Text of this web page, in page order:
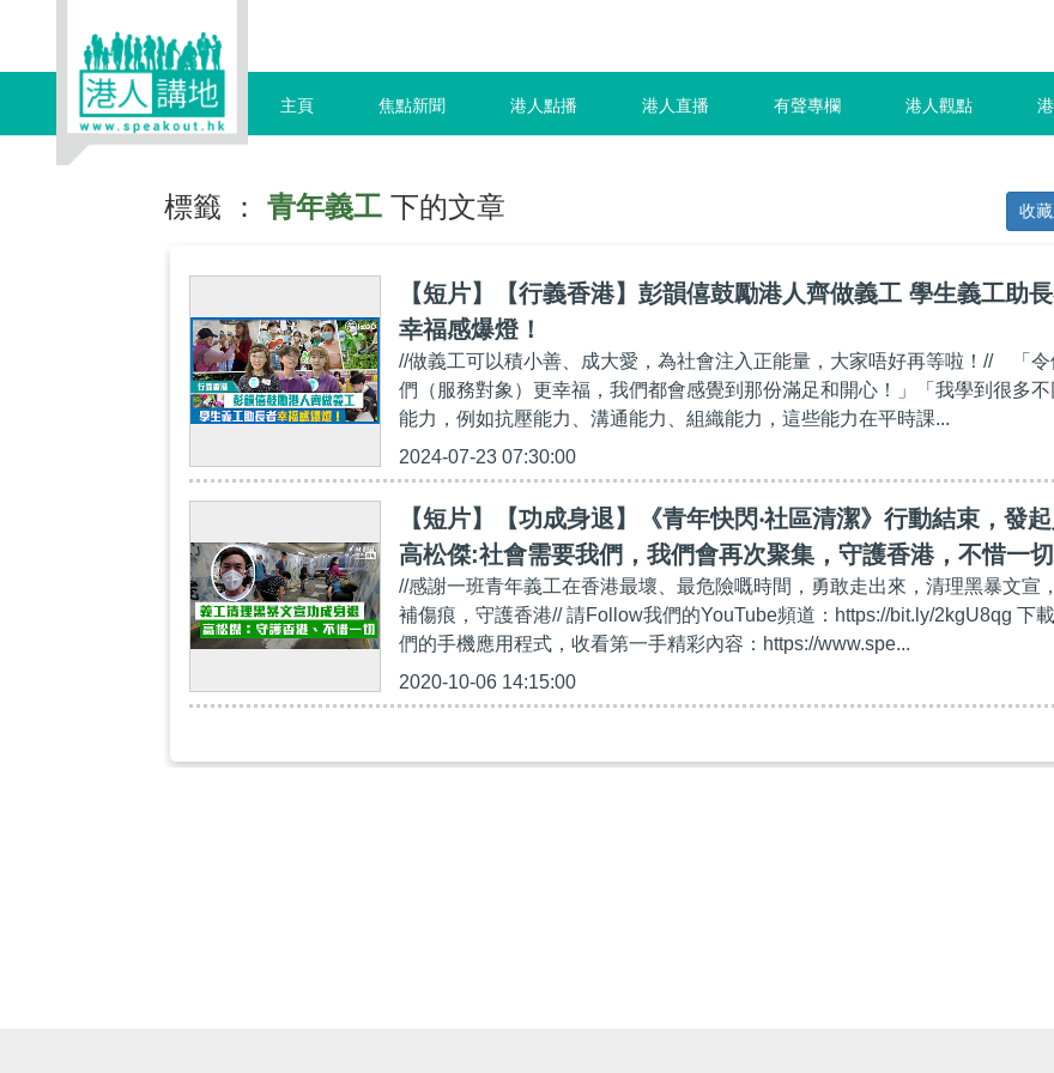
主頁 焦點新聞 港人點播 港人直播 有聲專欄 港人觀點
標籤 ： 青年義工 下的文章 收
【短片】【行義香港】彭韻僖鼓勵港人齊做義工 學生義工助
幸福感爆燈！
//做義工可以積小善、成大愛，為社會注入正能量，大家唔好再等啦！// 「令
們（服務對象）更幸福，我們都會感覺到那份滿足和開心！」「我學到很多不
能力，例如抗壓能力、溝通能力、組織能力，這些能力在平時課...
2024-07-23 07:30:00
【短片】【功成身退】《青年快閃‧社區清潔》行動結束，發起
高松傑:社會需要我們，我們會再次聚集，守護香港，不惜一切
//感謝一班青年義工在香港最壞、最危險嘅時間，勇敢走出來，清理黑暴文宣
補傷痕，守護香港// 請Follow我們的YouTube頻道：https://bit.ly/2kgU8qg 下
們的手機應用程式，收看第一手精彩內容：https://www.spe...
2020-10-06 14:15:00